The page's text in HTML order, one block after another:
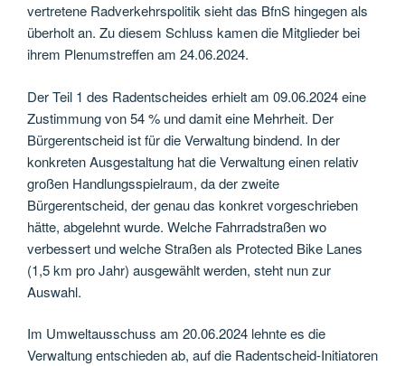
vertretene Radverkehrspolitik sieht das BfnS hingegen als
überholt an. Zu diesem Schluss kamen die Mitglieder bei
ihrem Plenumstreffen am 24.06.2024.
Der Teil 1 des Radentscheides erhielt am 09.06.2024 eine
Zustimmung von 54 % und damit eine Mehrheit. Der
Bürgerentscheid ist für die Verwaltung bindend. In der
konkreten Ausgestaltung hat die Verwaltung einen relativ
großen Handlungsspielraum, da der zweite
Bürgerentscheid, der genau das konkret vorgeschrieben
hätte, abgelehnt wurde. Welche Fahrradstraßen wo
verbessert und welche Straßen als Protected Bike Lanes
(1,5 km pro Jahr) ausgewählt werden, steht nun zur
Auswahl.
Im Umweltausschuss am 20.06.2024 lehnte es die
Verwaltung entschieden ab, auf die Radentscheid-Initiatoren